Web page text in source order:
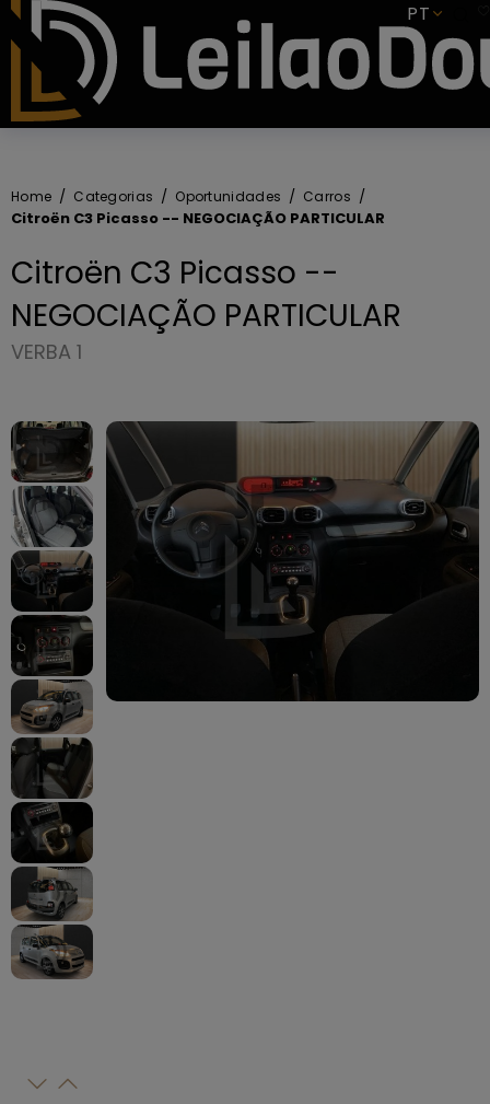
PT
Home Categorias Oportunidades Carros
Citroën C3 Picasso -- NEGOCIAÇÃO PARTICULAR
Citroën C3 Picasso --
NEGOCIAÇÃO PARTICULAR
VERBA 1
SUBSCREVER